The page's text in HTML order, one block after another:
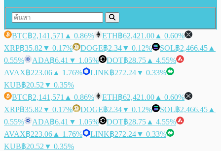
BTC฿2,141,571 ▲ 0.86% ETH฿62,421.00 ▲ 0.60%
XRP฿35.82 ▼ 0.17% DOGE฿2.34▼ 0.12% SOL฿2,466.45 ▲
0.55%
ADA฿6.41 ▼ 1.05% DOT฿28.75 ▲ 4.55%
AVAX฿223.06 ▲ 1.76% LINK฿272.24▼ 0.33%
KUB฿20.52 ▼ 0.35%
BTC฿2,141,571 ▲ 0.86% ETH฿62,421.00 ▲ 0.60%
XRP฿35.82 ▼ 0.17% DOGE฿2.34▼ 0.12% SOL฿2,466.45 ▲
0.55%
ADA฿6.41 ▼ 1.05% DOT฿28.75 ▲ 4.55%
AVAX฿223.06 ▲ 1.76% LINK฿272.24▼ 0.33%
KUB฿20.52 ▼ 0.35%